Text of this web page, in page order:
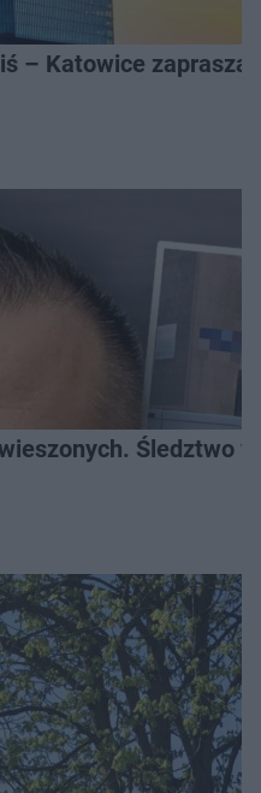
– Katowice
Śledztwo